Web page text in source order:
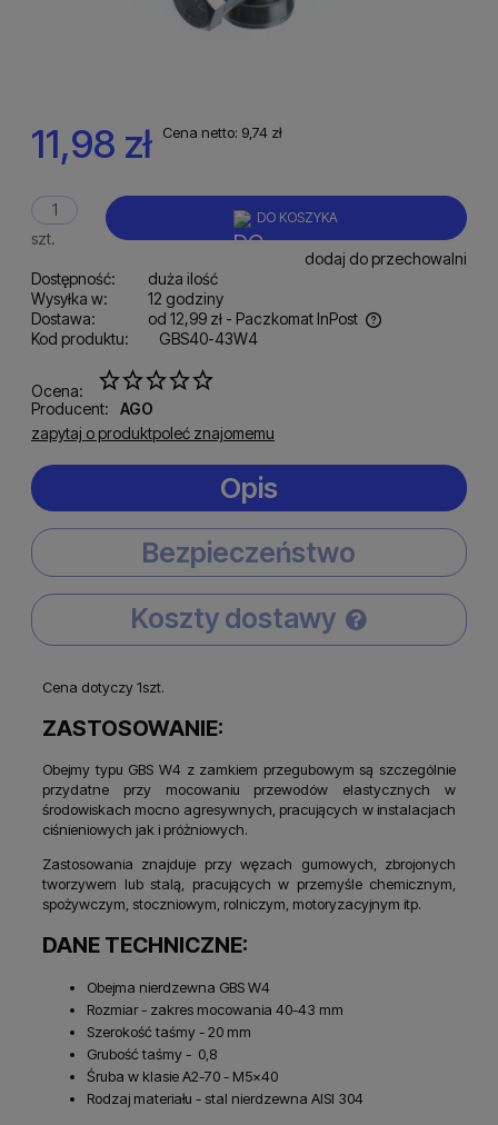
11,98 zł Cena netto: 9,74 zł
szt.
DO KOSZYKA
dodaj do przechowalni
Dostępność:
duża ilość
Wysyłka w:
12 godziny
Dostawa:
od 12,99 zł - Paczkomat InPost
Cena nie zawiera ewentualnych kosztów płatności
Kod produktu: GBS40-43W4
Ocena:
Producent:
AGO
zapytaj o produktpoleć znajomemu
Opis
Bezpieczeństwo
Koszty dostawy
Cena nie zawiera ewentualnych kosztów płatności
Cena dotyczy 1szt.
ZASTOSOWANIE:
Obejmy typu GBS W4 z zamkiem przegubowym są szczególnie
przydatne przy mocowaniu przewodów elastycznych w
środowiskach mocno agresywnych, pracujących w instalacjach
ciśnieniowych jak i próżniowych.
Zastosowania znajduje przy węzach gumowych, zbrojonych
tworzywem lub stalą, pracujących w przemyśle chemicznym,
spożywczym, stoczniowym, rolniczym, motoryzacyjnym itp.
DANE TECHNICZNE:
Obejma nierdzewna GBS W4
Rozmiar - zakres mocowania 40-43 mm
Szerokość taśmy - 20 mm
Grubość taśmy - 0,8
Śruba w klasie A2-70 - M5x40
Rodzaj materiału - stal nierdzewna AISI 304